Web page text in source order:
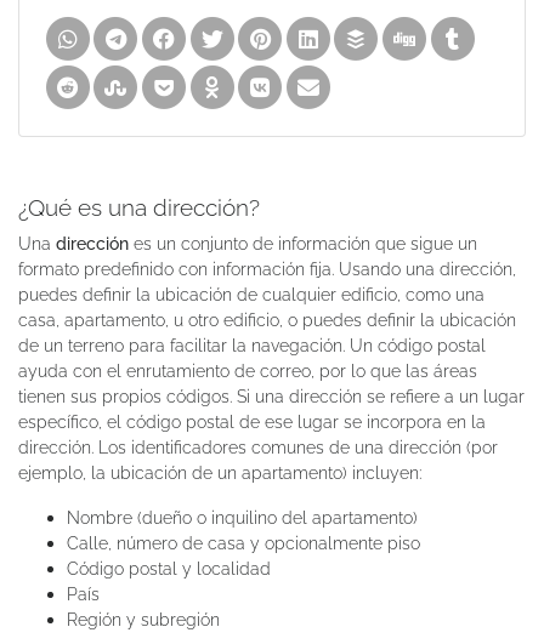
¿Qué es una dirección?
Una dirección es un conjunto de información que sigue un
formato predefinido con información fija. Usando una dirección,
puedes definir la ubicación de cualquier edificio, como una
casa, apartamento, u otro edificio, o puedes definir la ubicación
de un terreno para facilitar la navegación. Un código postal
ayuda con el enrutamiento de correo, por lo que las áreas
tienen sus propios códigos. Si una dirección se refiere a un lugar
específico, el código postal de ese lugar se incorpora en la
dirección. Los identificadores comunes de una dirección (por
ejemplo, la ubicación de un apartamento) incluyen:
Nombre (dueño o inquilino del apartamento)
Calle, número de casa y opcionalmente piso
Código postal y localidad
País
Región y subregión